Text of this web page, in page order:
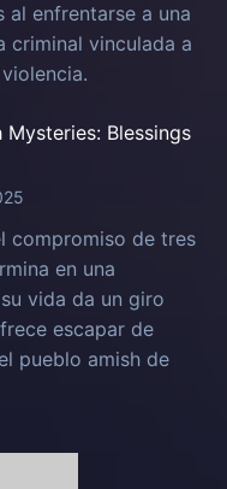
al enfrentarse a una
criminal vinculada a
Mysteries: Blessings
compromiso de tres
en una
vida da un giro
escapar de
pueblo amish de